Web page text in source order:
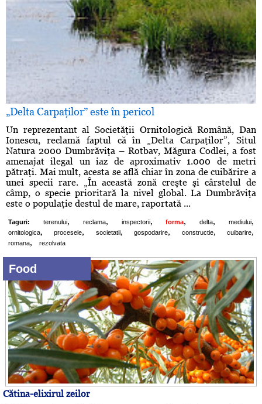
„Delta Carpaţilor” este în pericol
Un reprezentant al Societăţii Ornitologică Română, Dan
Ionescu, reclamă faptul că în „Delta Carpaţilor”, Situl
Natura 2000 Dumbrăviţa – Rotbav, Măgura Codlei, a fost
amenajat ilegal un iaz de aproximativ 1.000 de metri
pătraţi. Mai mult, acesta se află chiar în zona de cuibărire a
unei specii rare. „În această zonă creşte şi cârstelul de
câmp, o specie prioritară la nivel global. La Dumbrăviţa
este o populaţie destul de mare, raportată ...
Taguri: terenului, reclama, inspectorii, forma, delta, mediului,
ornitologica, procesele, societatii, gospodarire, constructie, cuibarire,
romana, rezolvata
Food
Cătina-elixirul zeilor